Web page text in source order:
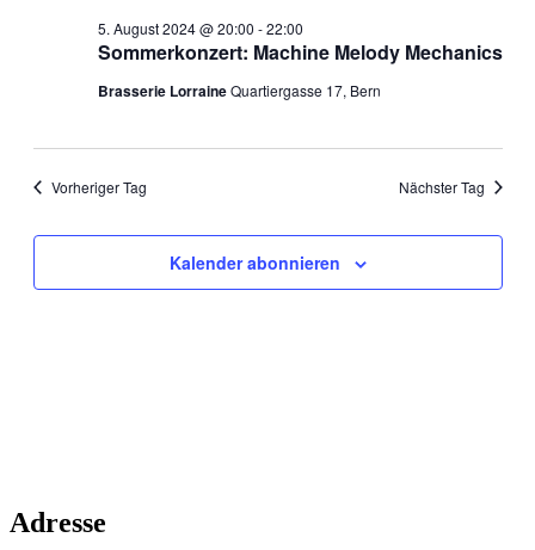
Sommerkonzert: Machine Melody Mechanics
5. August 2024 @ 20:00 -22:00
Brasserie LorraineQuartiergasse 17, Bern
Vorheriger Tag Nächster Tag
Kalender abonnieren
Adresse